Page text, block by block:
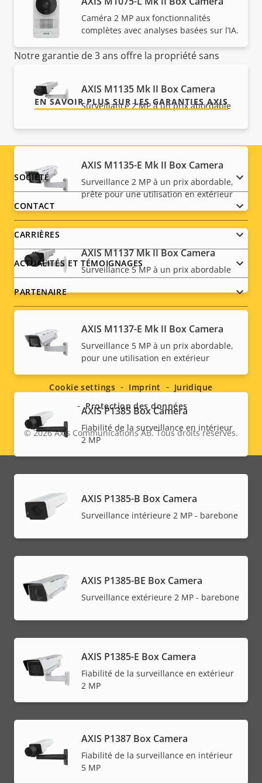
Caméra 2 MP aux fonctionnalités
complètes avec analyses basées sur l’IA.
AXIS M1135 Mk II Box Camera
Surveillance 2 MP à un prix abordable
AXIS M1135-E Mk II Box Camera
Surveillance 2 MP à un prix abordable,
prête pour une utilisation en extérieur
AXIS M1137 Mk II Box Camera
Surveillance 5 MP à un prix abordable
AXIS M1137-E Mk II Box Camera
Surveillance 5 MP à un prix abordable,
pour une utilisation en extérieur
AXIS P1385 Box Camera
Fiabilité de la surveillance en intérieur
2 MP
AXIS P1385-B Box Camera
Surveillance intérieure 2 MP - barebone
AXIS P1385-BE Box Camera
Surveillance extérieure 2 MP - barebone
AXIS P1385-E Box Camera
Fiabilité de la surveillance en extérieur
2 MP
AXIS P1387 Box Camera
Fiabilité de la surveillance en intérieur
5 MP
Pour la tranquillité d'esprit
Notre garantie de 3 ans offre la propriété sans
EN SAVOIR PLUS SUR LES GARANTIES AXIS
Footer
menu
SOCIÉTÉ
CONTACT
CARRIÈRES
ACTUALITÉS ET TÉMOIGNAGES
PARTENAIRE
Social
menu
Legal
menu
© 2026Axis Communications AB. Tous droits réservés.
Cookie settings Imprint
Juridique
Protection des données